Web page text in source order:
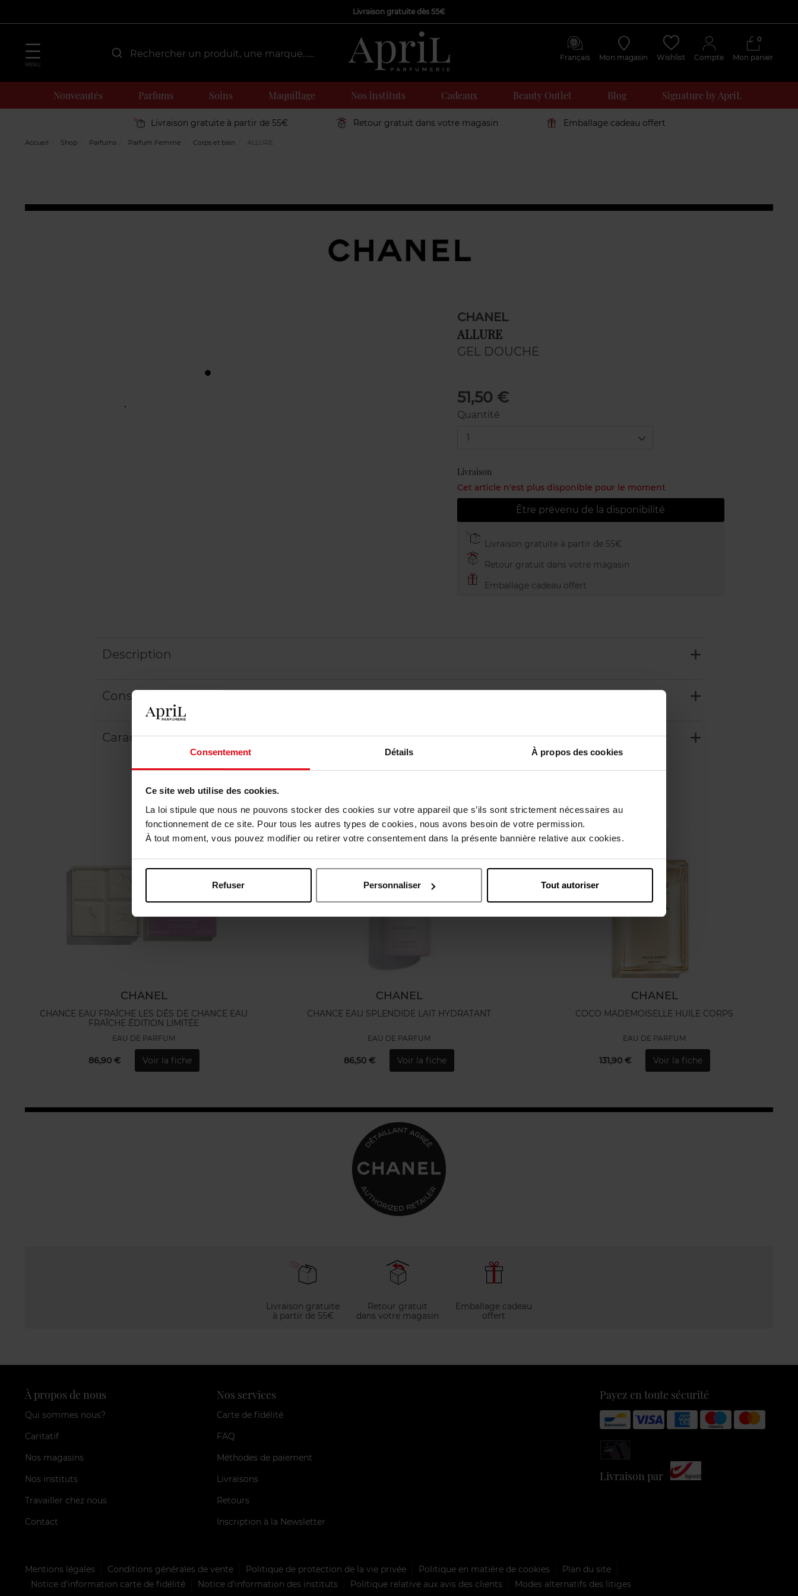
Consentement Détails À propos des cookies
Ce site web utilise des cookies.
La loi stipule que nous ne pouvons stocker des cookies sur votre appareil que s’ils sont strictement nécessaires au
fonctionnement de ce site. Pour tous les autres types de cookies, nous avons besoin de votre permission.
À tout moment, vous pouvez modifier ou retirer votre consentement dans la présente bannière relative aux cookies.
Refuser Personnaliser Tout autoriser
Livraison gratuite dès 55€
MENU
Français Mon magasin Wishlist Compte Mon panier
0
Nouveautés Parfums Soins Maquillage Nos instituts Cadeaux Beauty Outlet Blog Signature by ApriL
Livraison gratuite à partir de 55€ Retour gratuit dans votre magasin Emballage cadeau offert
Accueil Shop Parfums Parfum Femme Corps et bain ALLURE
CHANEL
ALLURE
GEL DOUCHE
51,50 €
Quantité
1
Livraison
Cet article n'est plus disponible pour le moment
Être prévenu de la disponibilité
Livraison gratuite à partir de 55€
Retour gratuit dans votre magasin
Emballage cadeau offert
Description
Conseil d'utilisation
Caractéristiques
CHANEL
CHANCE EAU FRAÎCHE LES DÉS DE CHANCE EAU
FRAÎCHE ÉDITION LIMITÉE
EAU DE PARFUM
86,90 € Voir la fiche
CHANEL
CHANCE EAU SPLENDIDE LAIT HYDRATANT
EAU DE PARFUM
86,50 € Voir la fiche
CHANEL
COCO MADEMOISELLE HUILE CORPS
EAU DE PARFUM
131,90 € Voir la fiche
Livraison gratuite
à partir de 55€
Retour gratuit
dans votre magasin
Emballage cadeau
offert
À propos de nous
Qui sommes nous?
Caritatif
Nos magasins
Nos instituts
Travailler chez nous
Contact
Nos services
Carte de fidélité
FAQ
Méthodes de paiement
Livraisons
Retours
Inscription à la Newsletter
Payez en toute sécurité
Livraison par
Mentions légales Conditions générales de vente Politique de protection de la vie privée Politique en matière de cookies
Plan du site
Notice d'information carte de fidélité
Notice d’information des instituts Politique relative aux avis des clients Modes alternatifs des litiges